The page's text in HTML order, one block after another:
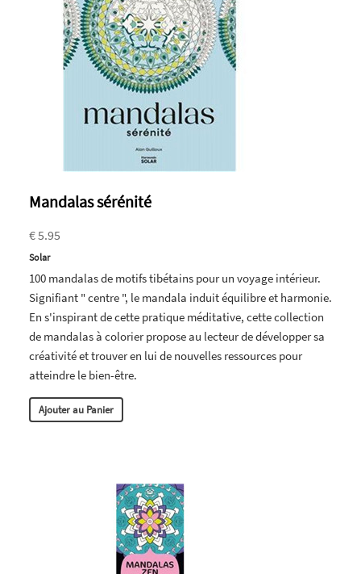
Mandalas sérénité
€ 5.95
Solar
100 mandalas de motifs tibétains pour un voyage intérieur.
Signifiant " centre ", le mandala induit équilibre et harmonie.
En s'inspirant de cette pratique méditative, cette collection
de mandalas à colorier propose au lecteur de développer sa
créativité et trouver en lui de nouvelles ressources pour
atteindre le bien-être.
Ajouter au Panier